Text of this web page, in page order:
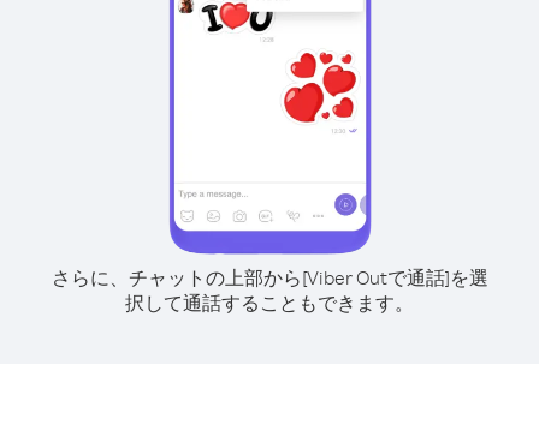
さらに、チャットの上部から[Viber Outで通話]を選
択して通話することもできます。